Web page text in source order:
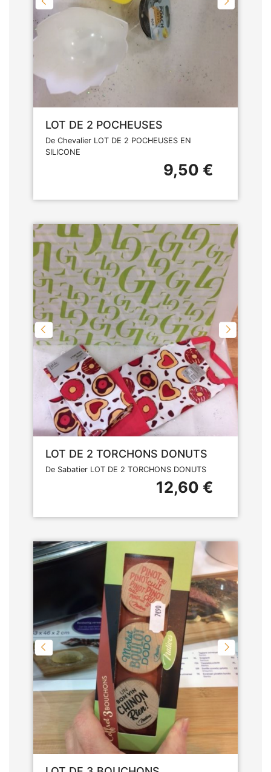
LOT DE 2 POCHEUSES
De Chevalier LOT DE 2 POCHEUSES EN
SILICONE
9,50 €
LOT DE 2 TORCHONS DONUTS
De Sabatier LOT DE 2 TORCHONS DONUTS
12,60 €